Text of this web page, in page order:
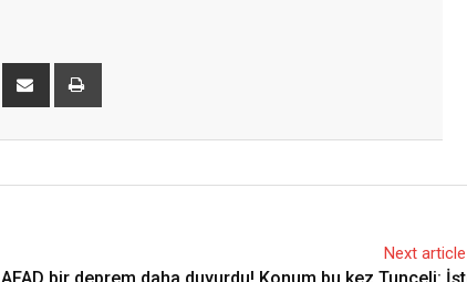
Reddit
Share
Next article